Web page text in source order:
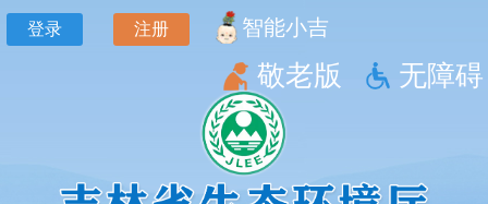
登录 注册 智能小吉
敬老版 无障碍